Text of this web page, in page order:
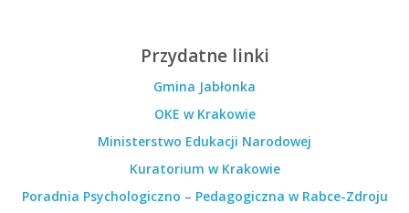
Przydatne linki
Gmina Jabłonka
OKE w Krakowie
Ministerstwo Edukacji Narodowej
Kuratorium w Krakowie
Poradnia Psychologiczno – Pedagogiczna w Rabce-Zdroju